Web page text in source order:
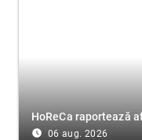
HoReCa raportează
access_time_filled 06 aug. 2026